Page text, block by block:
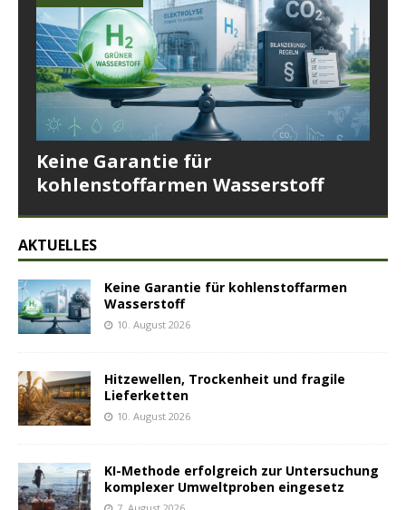
Keine Garantie für
kohlenstoffarmen Wasserstoff
AKTUELLES
Keine Garantie für kohlenstoffarmen
Wasserstoff
10. August 2026
Hitzewellen, Trockenheit und fragile
Lieferketten
10. August 2026
KI-Methode erfolgreich zur Untersuchung
komplexer Umweltproben eingesetz